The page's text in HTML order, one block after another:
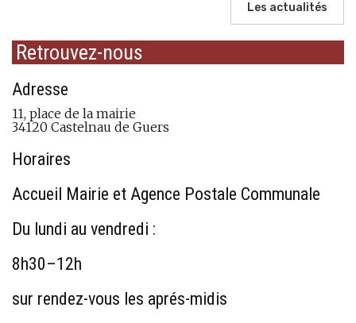
Les actualités
Retrouvez-nous
Adresse
11, place de la mairie
34120 Castelnau de Guers
Horaires
Accueil Mairie et Agence Postale Communale
Du lundi au vendredi :
8h30–12h
sur rendez-vous les aprés-midis